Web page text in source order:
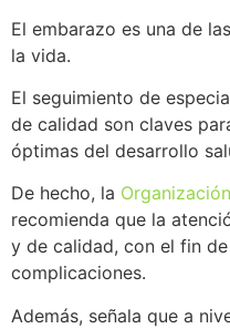
El embarazo es una de
la vida.
El seguimiento de
de calidad son claves
óptimas del desarrollo
De hecho, la Organización
recomienda que la
y de calidad, con el fin
complicaciones.
Además, señala que a